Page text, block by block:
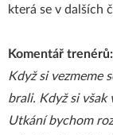
která se v dalších
Komentář trenérů:
Když si vezmeme
brali. Když si však
Utkání bychom